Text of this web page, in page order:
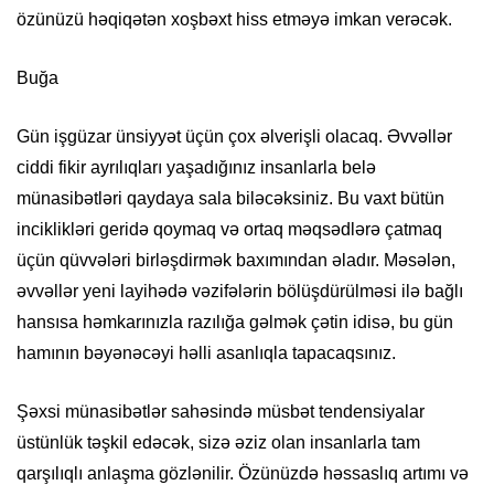
özünüzü həqiqətən xoşbəxt hiss etməyə imkan verəcək.
Buğa
Gün işgüzar ünsiyyət üçün çox əlverişli olacaq. Əvvəllər
ciddi fikir ayrılıqları yaşadığınız insanlarla belə
münasibətləri qaydaya sala biləcəksiniz. Bu vaxt bütün
inciklikləri geridə qoymaq və ortaq məqsədlərə çatmaq
üçün qüvvələri birləşdirmək baxımından əladır. Məsələn,
əvvəllər yeni layihədə vəzifələrin bölüşdürülməsi ilə bağlı
hansısa həmkarınızla razılığa gəlmək çətin idisə, bu gün
hamının bəyənəcəyi həlli asanlıqla tapacaqsınız.
Şəxsi münasibətlər sahəsində müsbət tendensiyalar
üstünlük təşkil edəcək, sizə əziz olan insanlarla tam
qarşılıqlı anlaşma gözlənilir. Özünüzdə həssaslıq artımı və